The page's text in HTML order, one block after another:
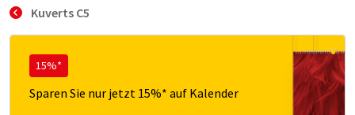
Kuverts C5
15%*
Sparen Sie nur jetzt 15%* auf Kalender